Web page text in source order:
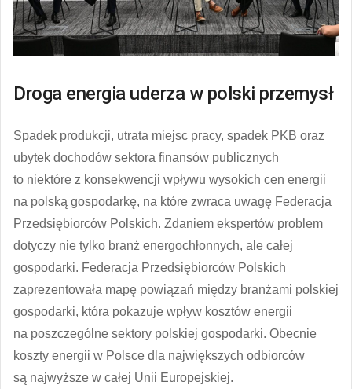
Droga energia uderza w polski przemysł
Spadek produkcji, utrata miejsc pracy, spadek PKB oraz
ubytek dochodów sektora finansów publicznych
to niektóre z konsekwencji wpływu wysokich cen energii
na polską gospodarkę, na które zwraca uwagę Federacja
Przedsiębiorców Polskich. Zdaniem ekspertów problem
dotyczy nie tylko branż energochłonnych, ale całej
gospodarki. Federacja Przedsiębiorców Polskich
zaprezentowała mapę powiązań między branżami polskiej
gospodarki, która pokazuje wpływ kosztów energii
na poszczególne sektory polskiej gospodarki. Obecnie
koszty energii w Polsce dla największych odbiorców
są najwyższe w całej Unii Europejskiej.